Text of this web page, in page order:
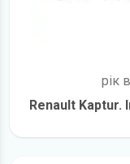
рік
Renault Kaptur.